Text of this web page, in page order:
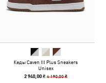
Кеды Caven III Plus Sneakers
Unisex
2 940,00 ₴4 190,00 ₴